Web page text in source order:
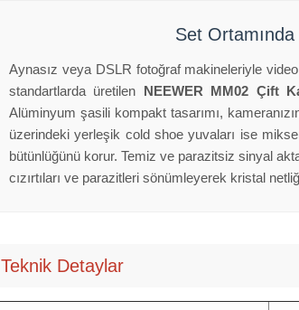
Set
Aynasız veya DSLR fotoğraf makineleriyle
standartlarda üretilen NEEWER MM02 Çift
Alüminyum şasili kompakt tasarımı,
üzerindeki yerleşik cold shoe yuvaları ise
bütünlüğünü korur. Temiz ve parazitsiz sinyal
cızırtıları ve parazitleri sönümleyerek kristal
Teknik Detaylar